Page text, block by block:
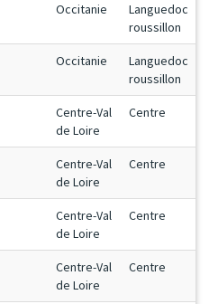
Occitanie
Languedoc
roussillon
Occitanie
Languedoc
roussillon
Centre-Val
de Loire
Centre
Centre-Val
de Loire
Centre
Centre-Val
de Loire
Centre
Centre-Val
de Loire
Centre